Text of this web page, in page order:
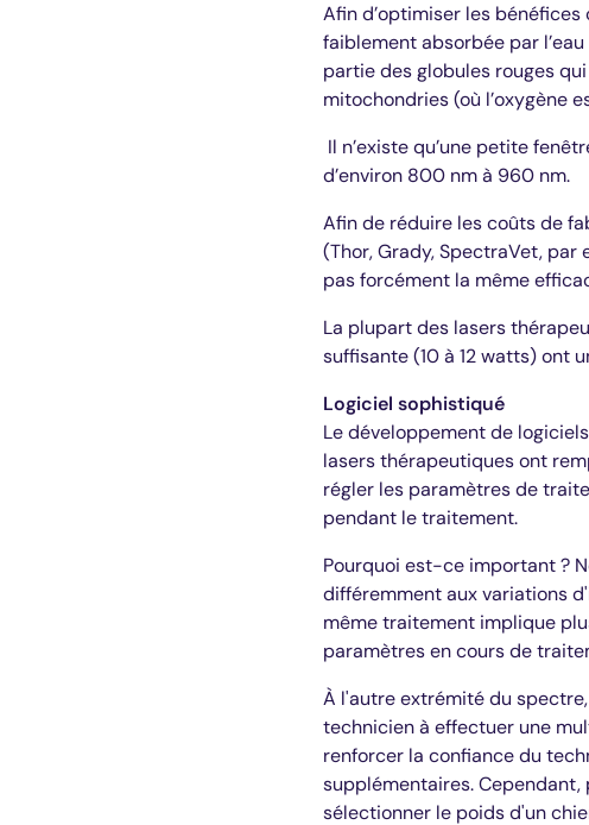
Afin d’optimiser les
faiblement absorbée par
partie des globules rouges
mitochondries (où l’oxygène
Il n’existe qu’une petite
d’environ 800 nm à 960 nm.
Afin de réduire les coûts de
(Thor, Grady, SpectraVet, par
pas forcément la même
La plupart des lasers
suffisante (10 à 12 watts) ont
Logiciel sophistiqué
Le développement de
lasers thérapeutiques ont
régler les paramètres de
pendant le traitement.
Pourquoi est-ce important ?
différemment aux variations
même traitement implique
paramètres en cours de
À l'autre extrémité du
technicien à effectuer une
renforcer la confiance du
supplémentaires.
sélectionner le poids d'un